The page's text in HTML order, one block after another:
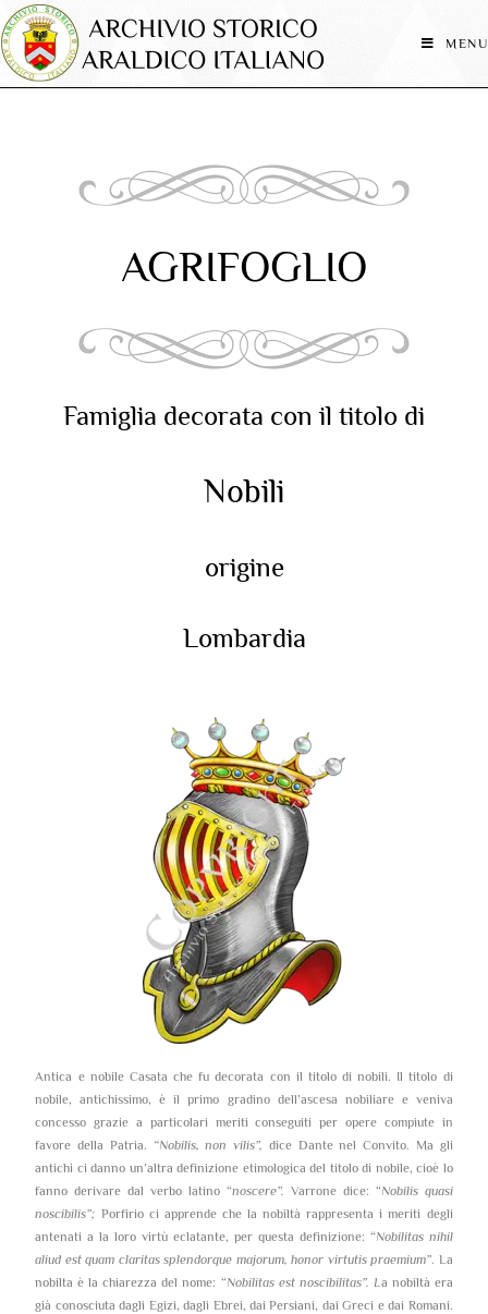
MENU
AGRIFOGLIO
Famiglia decorata con il titolo di
Nobili
origine
Lombardia
Antica e nobile Casata che fu decorata con il titolo di nobili. Il titolo di
nobile, antichissimo, è il primo gradino dell’ascesa nobiliare e veniva
concesso grazie a particolari meriti conseguiti per opere compiute in
favore della Patria. “Nobilis, non vilis”, dice Dante nel Convito. Ma gli
antichi ci danno un’altra definizione etimologica del titolo di nobile, cioè lo
fanno derivare dal verbo latino “noscere”. Varrone dice: “Nobilis quasi
noscibilis”; Porfirio ci apprende che la nobiltà rappresenta i meriti degli
antenati a la loro virtù eclatante, per questa definizione: “Nobilitas nihil
aliud est quam claritas splendorque majorum, honor virtutis praemium”. La
nobilta è la chiarezza del nome: “Nobilitas est noscibilitas”. La nobiltà era
già conosciuta dagli Egizi, dagli Ebrei, dai Persiani, dai Greci e dai Romani.